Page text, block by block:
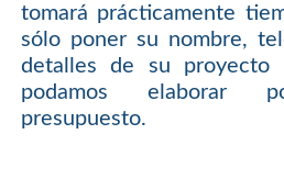
tomará prácticamente
sólo poner su nombre,
detalles de su proyecto
podamos elaborar
presupuesto.